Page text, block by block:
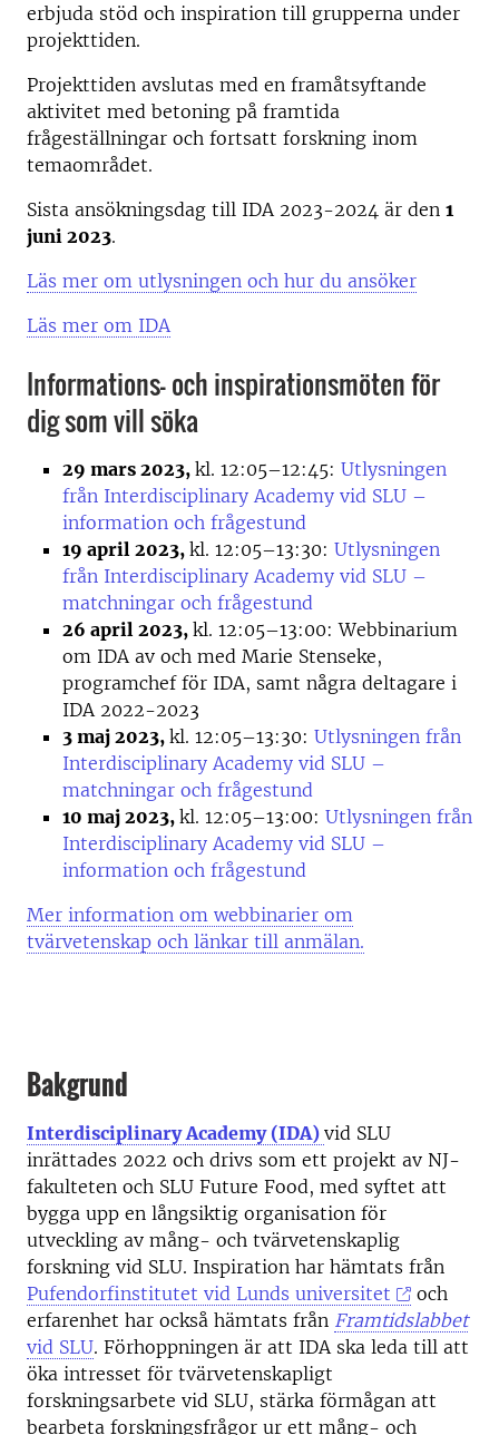
erbjuda stöd och inspiration till grupperna under
projekttiden.
Projekttiden avslutas med en framåtsyftande
aktivitet med betoning på framtida
frågeställningar och fortsatt forskning inom
temaområdet.
Sista ansökningsdag till IDA 2023-2024 är den 1
juni 2023.
Läs mer om utlysningen och hur du ansöker
Läs mer om IDA
Informations- och inspirationsmöten för
dig som vill söka
29 mars 2023, kl. 12:05–12:45: Utlysningen
från Interdisciplinary Academy vid SLU –
information och frågestund
19 april 2023, kl. 12:05–13:30: Utlysningen
från Interdisciplinary Academy vid SLU –
matchningar och frågestund
26 april 2023, kl. 12:05–13:00: Webbinarium
om IDA av och med Marie Stenseke,
programchef för IDA, samt några deltagare i
IDA 2022-2023
3 maj 2023, kl. 12:05–13:30: Utlysningen från
Interdisciplinary Academy vid SLU –
matchningar och frågestund
10 maj 2023, kl. 12:05–13:00: Utlysningen från
Interdisciplinary Academy vid SLU –
information och frågestund
Mer information om webbinarier om
tvärvetenskap och länkar till anmälan.
Bakgrund
Interdisciplinary Academy (IDA) vid SLU
inrättades 2022 och drivs som ett projekt av NJ-
fakulteten och SLU Future Food, med syftet att
bygga upp en långsiktig organisation för
utveckling av mång- och tvärvetenskaplig
forskning vid SLU. Inspiration har hämtats från
Pufendorfinstitutet vid Lunds universitet
och
erfarenhet har också hämtats från Framtidslabbet
vid SLU. Förhoppningen är att IDA ska leda till att
öka intresset för tvärvetenskapligt
forskningsarbete vid SLU, stärka förmågan att
bearbeta forskningsfrågor ur ett mång- och